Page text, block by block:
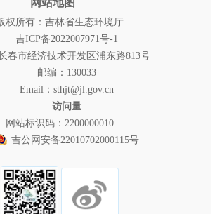
网站地图
权所有：吉林省生态环境厅
吉ICP备2022007971号-1
春市经济技术开发区浦东路813号
邮编：130033
Email：sthjt@jl.gov.cn
访问量
网站标识码：2200000010
吉公网安备22010702000115号